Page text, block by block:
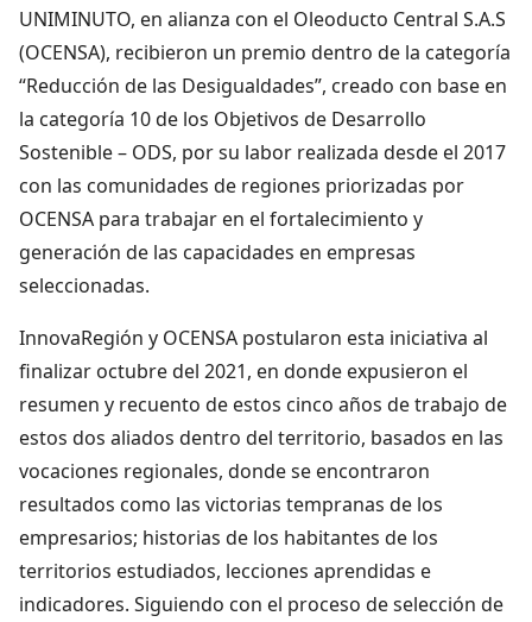
UNIMINUTO, en alianza con el Oleoducto Central S.A.S
(OCENSA), recibieron un premio dentro de la categoría
“Reducción de las Desigualdades”, creado con base en
la categoría 10 de los Objetivos de Desarrollo
Sostenible – ODS, por su labor realizada desde el 2017
con las comunidades de regiones priorizadas por
OCENSA para trabajar en el fortalecimiento y
generación de las capacidades en empresas
seleccionadas.
InnovaRegión y OCENSA postularon esta iniciativa al
finalizar octubre del 2021, en donde expusieron el
resumen y recuento de estos cinco años de trabajo de
estos dos aliados dentro del territorio, basados en las
vocaciones regionales, donde se encontraron
resultados como las victorias tempranas de los
empresarios; historias de los habitantes de los
territorios estudiados, lecciones aprendidas e
indicadores. Siguiendo con el proceso de selección de